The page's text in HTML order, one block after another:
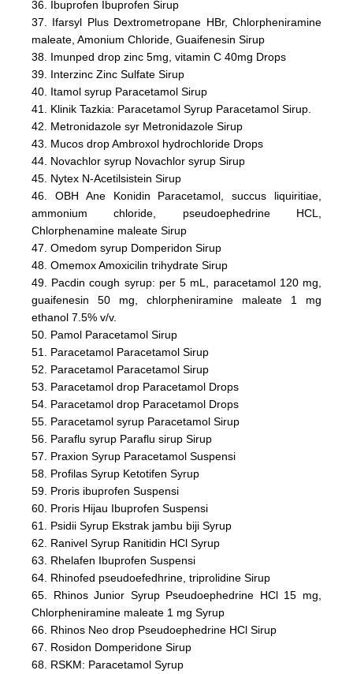
36. Ibuprofen Ibuprofen Sirup
37. Ifarsyl Plus Dextrometropane HBr, Chlorpheniramine
maleate, Amonium Chloride, Guaifenesin Sirup
38. Imunped drop zinc 5mg, vitamin C 40mg Drops
39. Interzinc Zinc Sulfate Sirup
40. Itamol syrup Paracetamol Sirup
41. Klinik Tazkia: Paracetamol Syrup Paracetamol Sirup.
42. Metronidazole syr Metronidazole Sirup
43. Mucos drop Ambroxol hydrochloride Drops
44. Novachlor syrup Novachlor syrup Sirup
45. Nytex N-Acetilsistein Sirup
46. OBH Ane Konidin Paracetamol, succus liquiritiae,
ammonium chloride, pseudoephedrine HCL,
Chlorphenamine maleate Sirup
47. Omedom syrup Domperidon Sirup
48. Omemox Amoxicilin trihydrate Sirup
49. Pacdin cough syrup: per 5 mL, paracetamol 120 mg,
guaifenesin 50 mg, chlorpheniramine maleate 1 mg
ethanol 7.5% v/v.
50. Pamol Paracetamol Sirup
51. Paracetamol Paracetamol Sirup
52. Paracetamol Paracetamol Sirup
53. Paracetamol drop Paracetamol Drops
54. Paracetamol drop Paracetamol Drops
55. Paracetamol syrup Paracetamol Sirup
56. Paraflu syrup Paraflu sirup Sirup
57. Praxion Syrup Paracetamol Suspensi
58. Profilas Syrup Ketotifen Syrup
59. Proris ibuprofen Suspensi
60. Proris Hijau Ibuprofen Suspensi
61. Psidii Syrup Ekstrak jambu biji Syrup
62. Ranivel Syrup Ranitidin HCl Syrup
63. Rhelafen Ibuprofen Suspensi
64. Rhinofed pseudoefedhrine, triprolidine Sirup
65. Rhinos Junior Syrup Pseudoephedrine HCl 15 mg,
Chlorpheniramine maleate 1 mg Syrup
66. Rhinos Neo drop Pseudoephedrine HCl Sirup
67. Rosidon Domperidone Sirup
68. RSKM: Paracetamol Syrup